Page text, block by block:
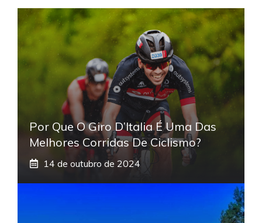
Por Que O Giro D’Italia É Uma Das
Melhores Corridas De Ciclismo?
14 de outubro de 2024